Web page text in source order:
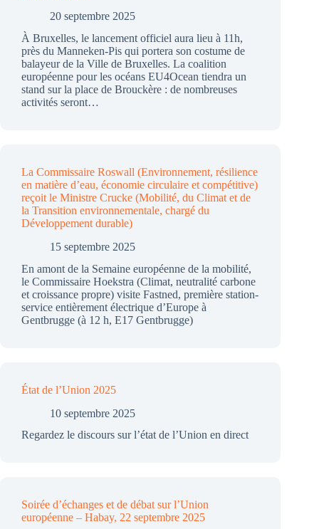
20 septembre 2025
À Bruxelles, le lancement officiel aura lieu à 11h,
près du Manneken-Pis qui portera son costume de
balayeur de la Ville de Bruxelles. La coalition
européenne pour les océans EU4Ocean tiendra un
stand sur la place de Brouckère : de nombreuses
activités seront…
La Commissaire Roswall (Environnement, résilience
en matière d’eau, économie circulaire et compétitive)
reçoit le Ministre Crucke (Mobilité, du Climat et de
la Transition environnementale, chargé du
Développement durable)
15 septembre 2025
En amont de la Semaine européenne de la mobilité,
le Commissaire Hoekstra (Climat, neutralité carbone
et croissance propre) visite Fastned, première station-
service entièrement électrique d’Europe à
Gentbrugge (à 12 h, E17 Gentbrugge)
État de l’Union 2025
10 septembre 2025
Regardez le discours sur l’état de l’Union en direct
Soirée d’échanges et de débat sur l’Union
européenne – Habay, 22 septembre 2025